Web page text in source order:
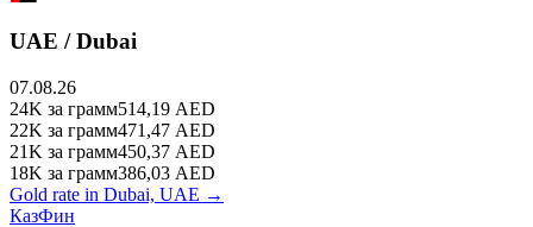
UAE / Dubai
07.08.26
24K за грамм514,19 AED
22K за грамм471,47 AED
21K за грамм450,37 AED
18K за грамм386,03 AED
Gold rate in Dubai, UAE →
КазФин